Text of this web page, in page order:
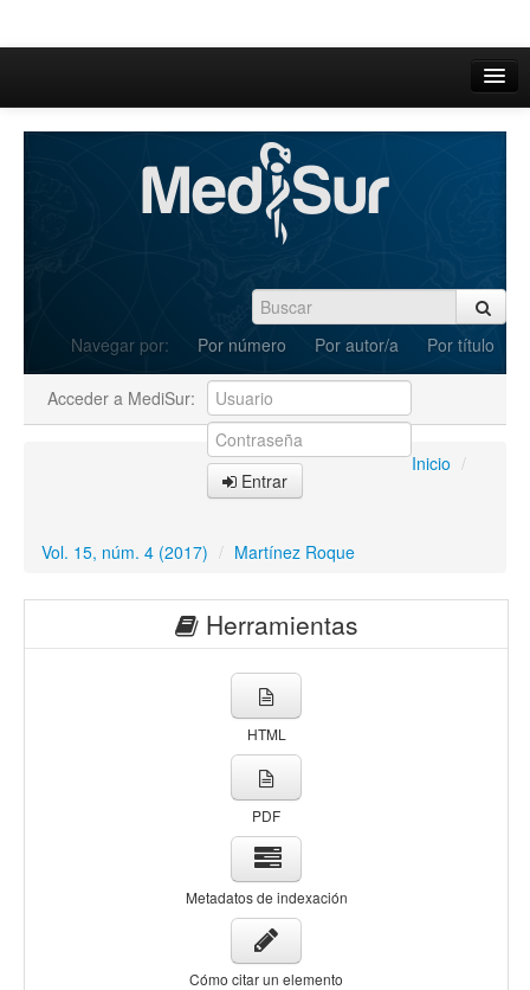
Inicio
Actual
Archivos
Navegar por: Por número Por autor/a Por título
Acceder a MediSur:
Entrar
Inicio /
Vol. 15, núm. 4 (2017) / Martínez Roque
Herramientas
HTML
PDF
Metadatos de indexación
Cómo citar un elemento